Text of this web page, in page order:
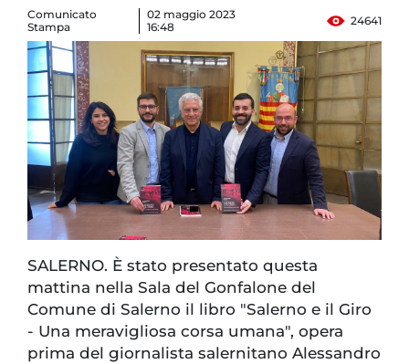
Comunicato
Stampa
02 maggio 2023
16:48
24641
SALERNO. È stato presentato questa
mattina nella Sala del Gonfalone del
Comune di Salerno il libro "Salerno e il Giro
- Una meravigliosa corsa umana", opera
prima del giornalista salernitano Alessandro